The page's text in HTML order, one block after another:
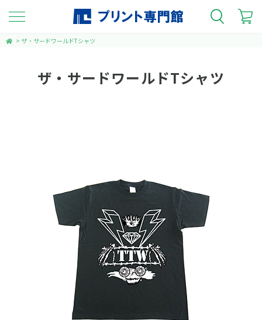
> ザ・サードワールドTシャツ
ザ・サードワールドTシャツ